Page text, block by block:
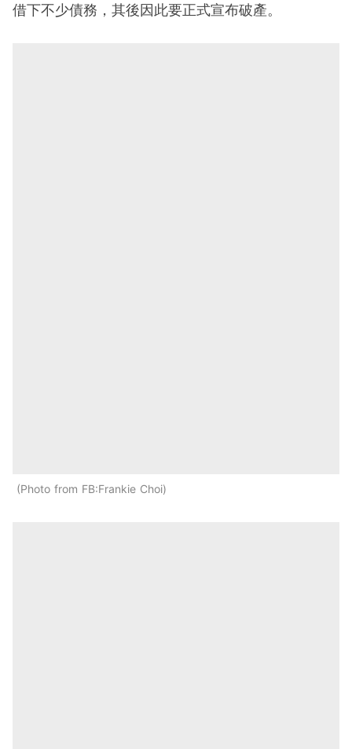
借下不少債務，其後因此要正式宣布破產。
Photo from FB:Frankie Choi